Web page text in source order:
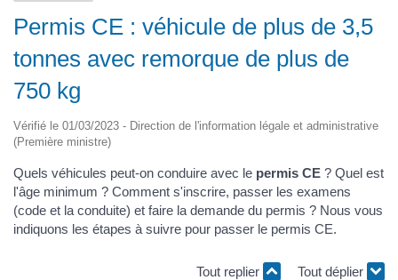
Permis CE : véhicule de plus de 3,5
tonnes avec remorque de plus de
750 kg
Vérifié le 01/03/2023 - Direction de l'information légale et administrative
(Première ministre)
Quels véhicules peut-on conduire avec le permis CE ? Quel est
l'âge minimum ? Comment s'inscrire, passer les examens
(code et la conduite) et faire la demande du permis ? Nous vous
indiquons les étapes à suivre pour passer le permis CE.
Tout replier Tout déplier